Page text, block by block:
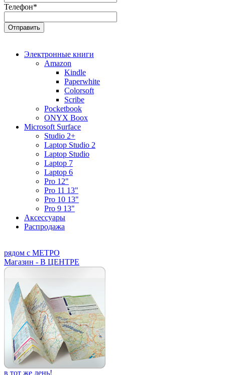
Телефон*
Электронные книги
Amazon
Kindle
Paperwhite
Colorsoft
Scribe
Pocketbook
ONYX Boox
Microsoft Surface
Studio 2+
Laptop Studio 2
Laptop Studio
Laptop 7
Laptop 6
Pro 12"
Pro 11 13"
Pro 10 13"
Pro 9 13"
Аксессуары
Распродажа
рядом с МЕТРО
Магазин - В ЦЕНТРЕ
в тот же день!